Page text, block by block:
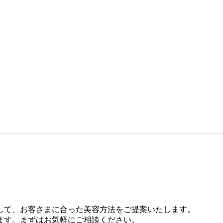
、お客さまに合った美容方法をご提案いたします。
。まずはお気軽にご相談ください。